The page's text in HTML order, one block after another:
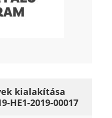
kialakítása
HE1-2019-00017